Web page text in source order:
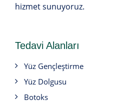
hizmet sunuyoruz.
Tedavi Alanları
Yüz Gençleştirme
Yüz Dolgusu
Botoks